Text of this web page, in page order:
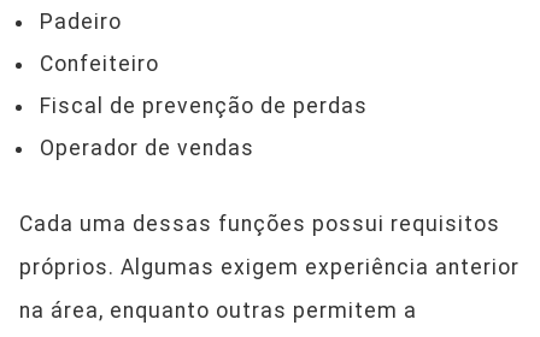
Padeiro
Confeiteiro
Fiscal de prevenção de perdas
Operador de vendas
Cada uma dessas funções possui requisitos
próprios. Algumas exigem experiência anterior
na área, enquanto outras permitem a